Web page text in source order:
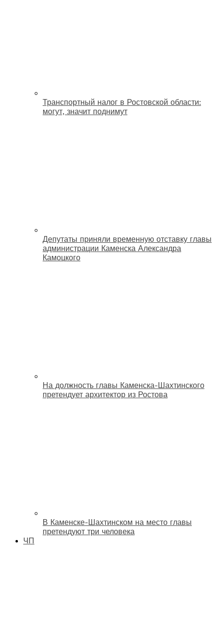
Транспортный налог в Ростовской области:
могут, значит поднимут
Депутаты приняли временную отставку главы
администрации Каменска Александра
Камоцкого
На должность главы Каменска-Шахтинского
претендует архитектор из Ростова
В Каменске-Шахтинском на место главы
претендуют три человека
ЧП